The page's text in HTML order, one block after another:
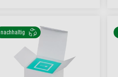
nachhaltig